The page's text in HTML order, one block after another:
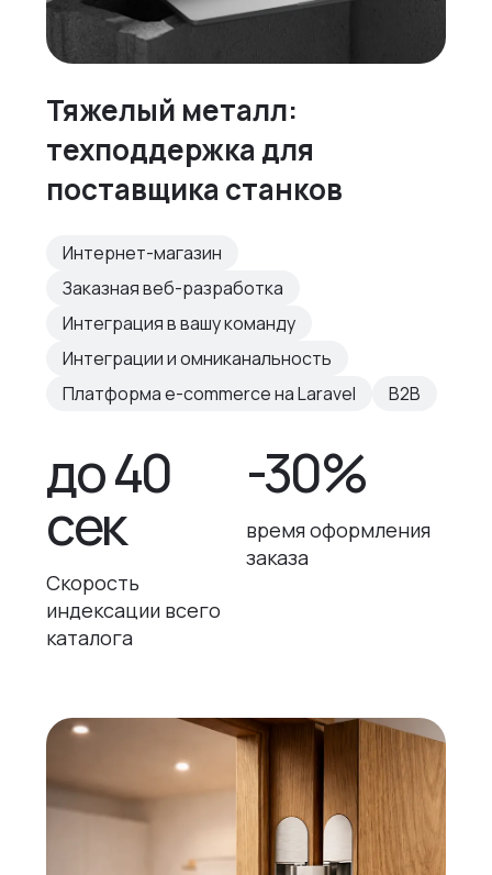
Тяжелый металл:
техподдержка для
поставщика станков
Интернет-магазин
Заказная веб-разработка
Интеграция в вашу команду
Интеграции и омниканальность
Платформа e-commerce на Laravel
B2B
до 40
сек
Скорость
индексации всего
каталога
-30%
время оформления
заказа